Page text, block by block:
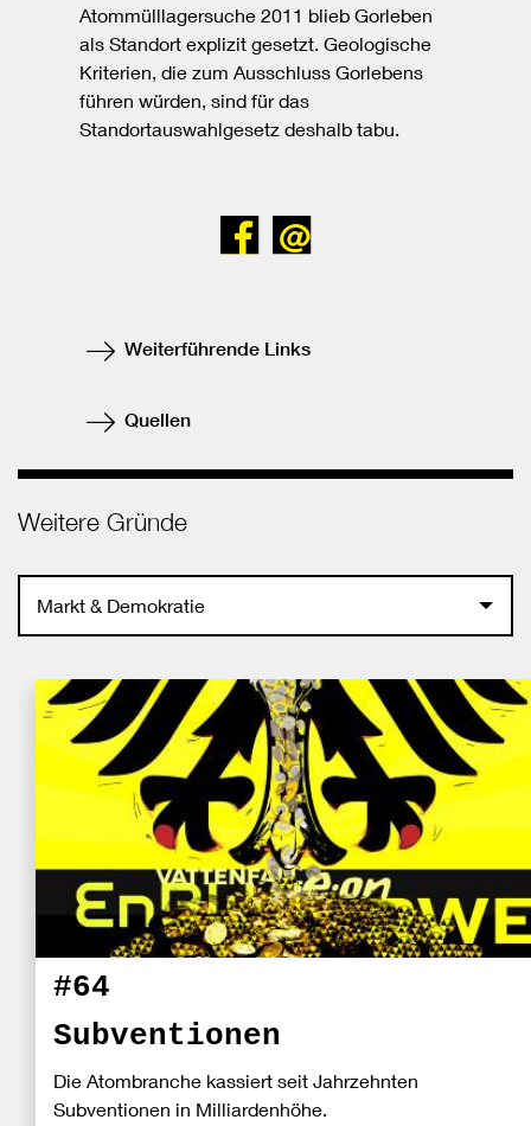
Atommülllagersuche 2011 blieb Gorleben
als Standort explizit gesetzt. Geologische
Kriterien, die zum Ausschluss Gorlebens
führen würden, sind für das
Standortauswahlgesetz deshalb tabu.
Bei
teilen
Senden
Weiterführende Links
Quellen
Weitere Gründe
Markt & Demokratie
#64
Subventionen
Die Atombranche kassiert seit Jahrzehnten
Subventionen in Milliardenhöhe.